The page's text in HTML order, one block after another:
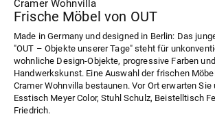
Cramer Wohnvilla
Frische Möbel von OUT
Made in Germany und designed in Berlin: Das
"OUT – Objekte unserer Tage" steht für
wohnliche Design-Objekte, progressive Farben
Handwerkskunst. Eine Auswahl der frischen
Cramer Wohnvilla bestaunen. Vor Ort erwarten Sie
Esstisch Meyer Color, Stuhl Schulz, Beistelltisch
Friedrich.